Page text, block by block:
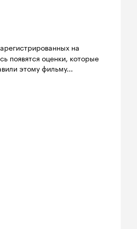
на
появятся оценки, которые
этому фильму...